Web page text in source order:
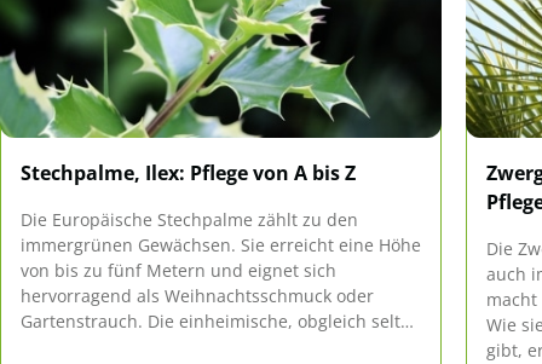
Stechpalme, Ilex: Pflege von A bis Z
Die Europäische Stechpalme zählt zu den
immergrünen Gewächsen. Sie erreicht eine Höhe
von bis zu fünf Metern und eignet sich
hervorragend als Weihnachtsschmuck oder
Gartenstrauch. Die einheimische, obgleich selten
Die
auch
Wie
gibt,